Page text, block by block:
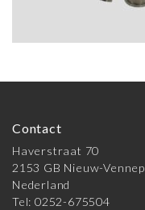
Contact
Haverstraat 70
2153 GB Nieuw-Vennep
Nederland
Tel: 0252-675504